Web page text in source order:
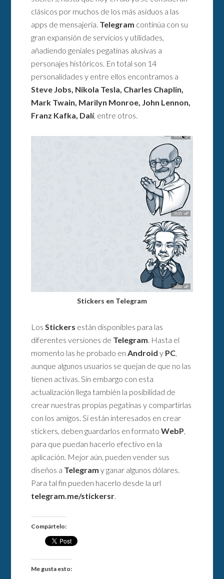
clásicos por muchos de los más asiduos a las
apps de mensajería. Telegram continúa con su
gran expansión de servicios y utilidades,
añadiendo geniales pegatinas alusivas a
personajes históricos. En total son 14
personalidades y entre ellos encontramos a
Steve Jobs, Nikola Tesla, Charles Chaplin,
Mark Twain, Marilyn Monroe, John Lennon,
Franz Kafka, Dalí, entre otros.
Stickers en Telegram
LosStickers están disponibles para las
diferentes versiones de Telegram. Hasta el
momento las he probado enAndroidy PC,
aunque algunos usuarios se quejan de que no las
tienen activas. Sin embargo con esta
actualización llega también la posibilidad de
crear nuestras propias pegatinas y compartirlas
con los amigos. Si están interesados en crear
stickers, deben guardarlos en formatoWebP,
para que puedan hacerlo efectivo en la
aplicación. Mejor aún, pueden vender sus
diseños a Telegram y ganar algunos dólares.
Para tal fin pueden hacerlo desde la url
telegram.me/stickersr.
Compártelo:
Me gusta esto: